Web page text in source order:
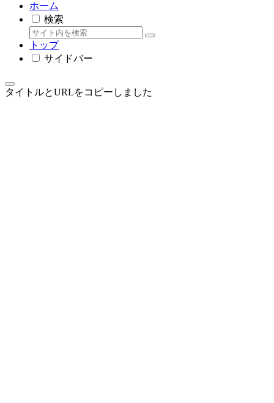
ホーム
検索
トップ
サイドバー
タイトルとURLをコピーしました